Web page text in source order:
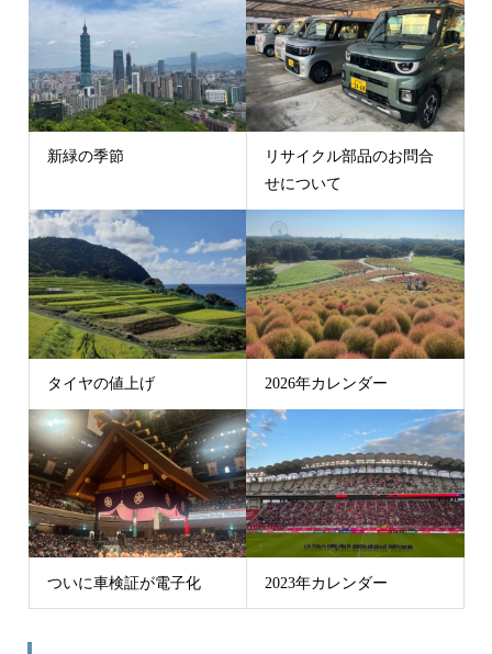
新緑の季節
リサイクル部品のお問合
せについて
タイヤの値上げ 2026年カレンダー
ついに車検証が電子化 2023年カレンダー